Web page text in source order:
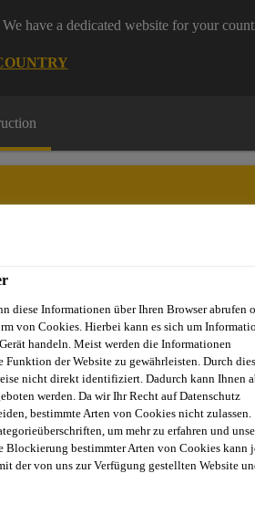
have a dedicated website for your
diese Informationen über Ihren Browser abrufen
von Cookies. Hierbei kann es sich um
handeln. Meist werden die Informationen
Funktion der Website zu gewährleisten. Durch
nicht direkt identifiziert. Dadurch kann Ihnen
werden. Da wir Ihr Recht auf Datenschutz
bestimmte Arten von Cookies nicht zulassen.
um mehr zu erfahren und
Blockierung bestimmter Arten von Cookies kann
der von uns zur Verfügung gestellten Website